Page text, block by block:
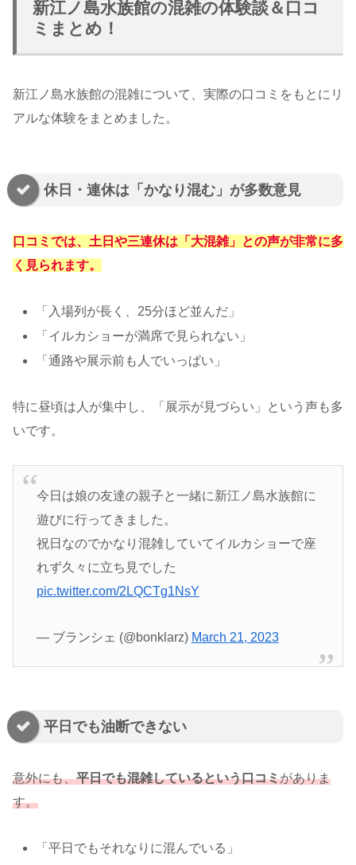
新江ノ島水族館の混雑の体験談＆口コ
ミまとめ！
新江ノ島水族館の混雑について、実際の口コミをもとにリ
アルな体験をまとめました。
休日・連休は「かなり混む」が多数意見
口コミでは、土日や三連休は「大混雑」との声が非常に多
く見られます。
「入場列が長く、25分ほど並んだ」
「イルカショーが満席で見られない」
「通路や展示前も人でいっぱい」
特に昼頃は人が集中し、「展示が見づらい」という声も多
いです。
今日は娘の友達の親子と一緒に新江ノ島水族館に
遊びに行ってきました。
祝日なのでかなり混雑していてイルカショーで座
れず久々に立ち見でした
pic.twitter.com/2LQCTg1NsY
— ブランシェ (@bonklarz) March 21, 2023
平日でも油断できない
意外にも、平日でも混雑しているという口コミがありま
す。
「平日でもそれなりに混んでいる」